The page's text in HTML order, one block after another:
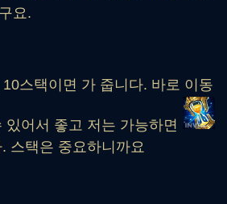
요.
10스택이면 가 줍니다. 바로 이동
있어서 좋고 저는 가능하면
스택은 중요하니까요